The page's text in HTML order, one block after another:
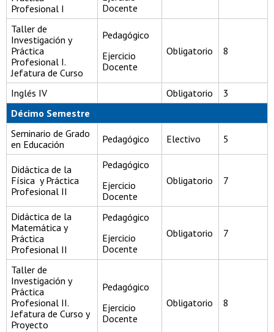
Profesional I
Docente
Taller de
Investigación y
Práctica
Profesional I.
Jefatura de Curso
Pedagógico
Ejercicio
Docente
Obligatorio 8
Inglés IV Obligatorio
3
Décimo Semestre
Seminario de Grado
en Educación
Pedagógico Electivo 5
Didáctica de la
Física y Práctica
Profesional II
Pedagógico
Ejercicio
Docente
Obligatorio 7
Didáctica de la
Matemática y
Práctica
Profesional II
Pedagógico
Ejercicio
Docente
Obligatorio 7
Taller de
Investigación y
Práctica
Profesional II.
Jefatura de Curso y
Proyecto
Pedagógico
Ejercicio
Docente
Obligatorio 8